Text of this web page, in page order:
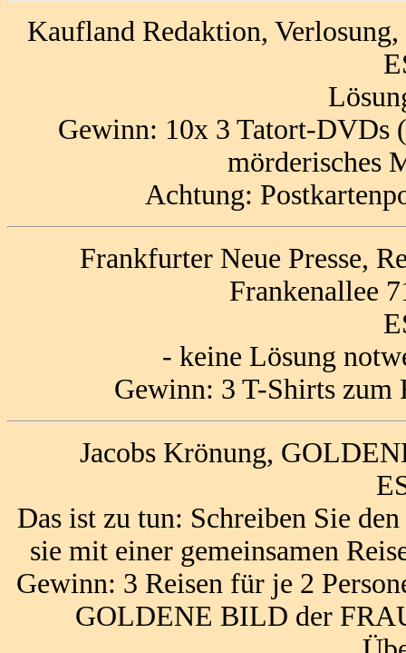
Kaufland Redaktion,
Gewinn: 10x 3 Tatort-DVDs
mörderisches
Achtung:
Frankfurter Neue Presse,
Frankenallee
- keine Lösung
Gewinn: 3 T-Shirts
Jacobs Krönung,
Das ist zu tun: Schreiben Sie
sie mit einer gemeinsamen
Gewinn: 3 Reisen für je 2
GOLDENE BILD der